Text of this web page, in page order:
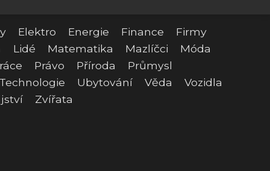
Elektro Energie Finance
Firmy
Lidé Matematika Mazlíčci
Móda
Právo Příroda
Průmysl
Ubytování Věda
Vozidla
Zvířata